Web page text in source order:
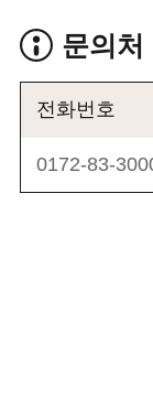
문의처
전화번호
0172-83-